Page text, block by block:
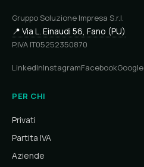
Gruppo Soluzione Impresa S.r.l.
📍 Via L. Einaudi 56, Fano (PU)
P.IVA IT05252350870
LinkedInInstagramFacebookGoogle
PER CHI
Privati
Partita IVA
Aziende